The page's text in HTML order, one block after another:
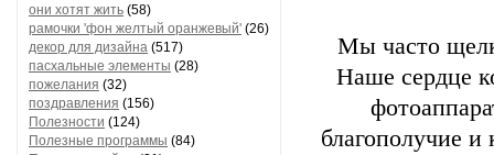
они хотят жить (58)
рамочки 'фон желтый оранжевый' (26)
декор для дизайна (517)
пасхальные элементы (28)
пожелания (32)
поздравления (156)
Полезности (124)
Полезные программы (84)
Мы часто
Наше сердце
благополучие